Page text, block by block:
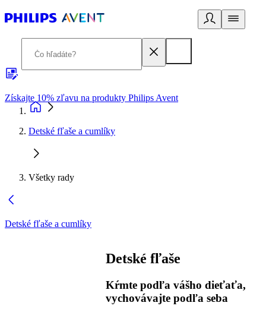
Získajte 10% zľavu na produkty Philips Avent
Detské fľaše a cumlíky
Všetky rady
Detské fľaše a cumlíky
Detské fľaše
Kŕmte podľa vášho dieťaťa,
vychovávajte podľa seba